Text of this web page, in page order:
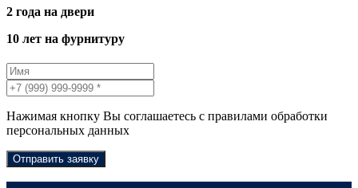
2 года на двери
10 лет на фурнитуру
Нажимая кнопку Вы соглашаетесь с правилами обработки
персональных данных
Отправить заявку